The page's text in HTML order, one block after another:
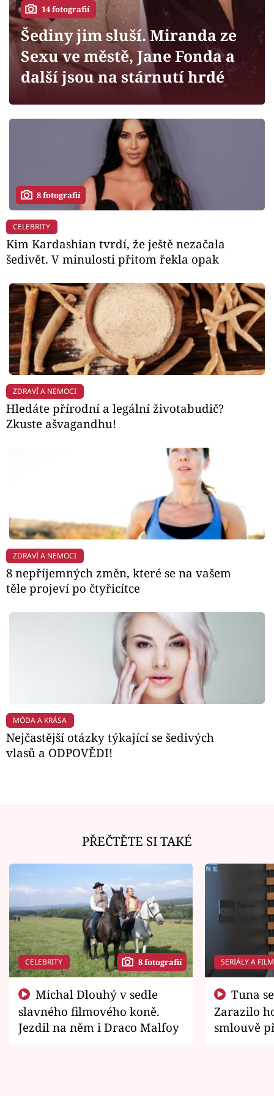
Sledujte prima+
Filmový festival Karlovy Vary
Mámy sobě
Sledujte nás
14 fotografií
Šediny jim sluší. Miranda ze
Sexu ve městě, Jane Fonda a
další jsou na stárnutí hrdé
8 fotografií
CELEBRITY
Kim Kardashian tvrdí, že ještě nezačala
šedivět. V minulosti přitom řekla opak
ZDRAVÍ A NEMOCI
Hledáte přírodní a legální životabudič?
Zkuste ašvagandhu!
ZDRAVÍ A NEMOCI
8 nepříjemných změn, které se na vašem
těle projeví po čtyřicítce
MÓDA A KRÁSA
Nejčastější otázky týkající se šedivých
vlasů a ODPOVĚDI!
PŘEČTĚTE SI TAKÉ
CELEBRITY 8 fotografií
slavného filmového koně.
Jezdil na něm i Draco Malfoy
SERIÁLY A
Zarazilo
smlouvě